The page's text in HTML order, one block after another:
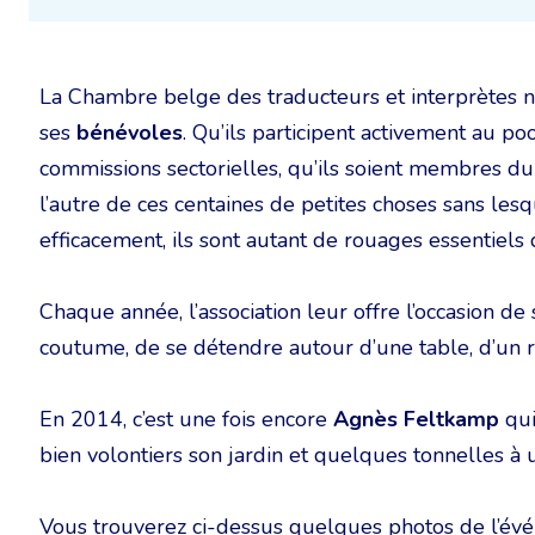
La Chambre belge des traducteurs et interprètes
ses bénévoles. Qu’ils participent activement au
commissions sectorielles, qu’ils soient membres
l’autre de ces centaines de petites choses sans
efficacement, ils sont autant de rouages
Chaque année, l’association leur offre l’occasion
coutume, de se détendre autour d’une table,
En 2014, c’est une fois encore Agnès Feltkamp
bien volontiers son jardin et quelques tonnelles à
Vous trouverez ci-dessus quelques photos de